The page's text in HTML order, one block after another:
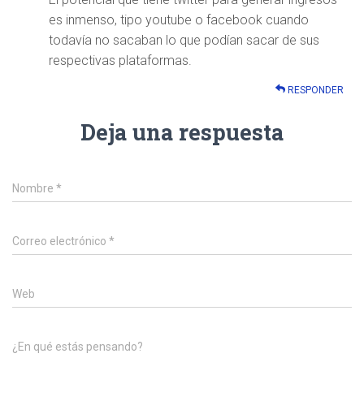
es inmenso, tipo youtube o facebook cuando
todavía no sacaban lo que podían sacar de sus
respectivas plataformas.
RESPONDER
Deja una respuesta
Nombre *
Correo electrónico *
Web
¿En qué estás pensando?